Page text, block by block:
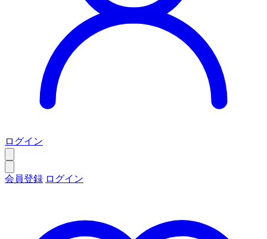
ログイン
会員登録 ログイン